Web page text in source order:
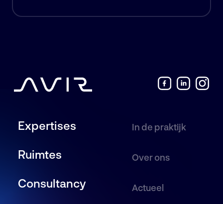
Expertises
Ruimtes
Consultancy
In de praktijk
Over ons
Actueel